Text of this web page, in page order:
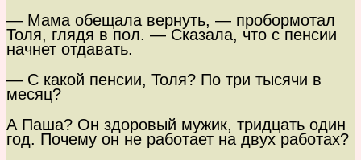
— Мама обещала вернуть, — пробормотал
Толя, глядя в пол. — Сказала, что с пенсии
начнет отдавать.
— С какой пенсии, Толя? По три тысячи в
месяц?
А Паша? Он здоровый мужик, тридцать один
год. Почему он не работает на двух работах?